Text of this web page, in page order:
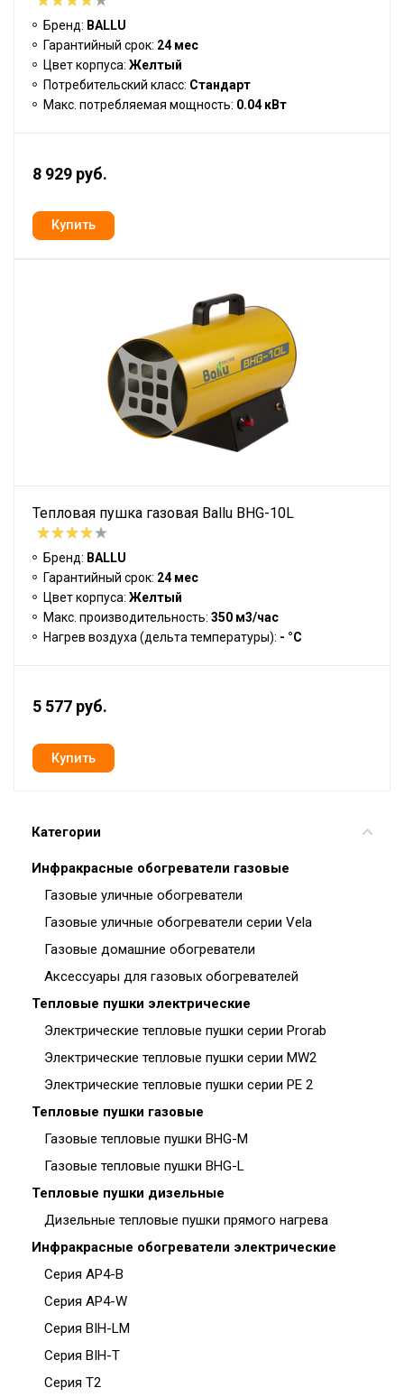
Категории
Инфракрасные обогреватели газовые
Газовые уличные обогреватели
Газовые уличные обогреватели серии Vela
Газовые домашние обогреватели
Аксессуары для газовых обогревателей
Тепловые пушки электрические
Электрические тепловые пушки серии Prorab
Электрические тепловые пушки серии MW2
Электрические тепловые пушки серии PE 2
Тепловые пушки газовые
Газовые тепловые пушки BHG-M
Газовые тепловые пушки BHG-L
Тепловые пушки дизельные
Дизельные тепловые пушки прямого нагрева
Инфракрасные обогреватели электрические
Серия AP4-B
Серия AP4-W
Серия BIH-LM
Серия BIH-T
Серия T2
Бренд: BALLU
Гарантийный срок: 24 мес
Цвет корпуса: Желтый
Потребительский класс: Стандарт
Макс. потребляемая мощность: 0.04 кВт
8 929 руб.
Тепловая пушка газовая Ballu BHG-10L
Бренд: BALLU
Гарантийный срок: 24 мес
Цвет корпуса: Желтый
Макс. производительность: 350 м3/час
Нагрев воздуха (дельта температуры): - °С
5 577 руб.